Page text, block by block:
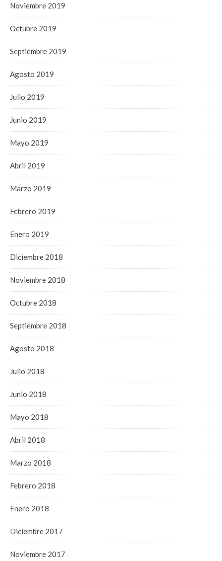
Noviembre 2019
Octubre 2019
Septiembre 2019
Agosto 2019
Julio 2019
Junio 2019
Mayo 2019
Abril 2019
Marzo 2019
Febrero 2019
Enero 2019
Diciembre 2018
Noviembre 2018
Octubre 2018
Septiembre 2018
Agosto 2018
Julio 2018
Junio 2018
Mayo 2018
Abril 2018
Marzo 2018
Febrero 2018
Enero 2018
Diciembre 2017
Noviembre 2017